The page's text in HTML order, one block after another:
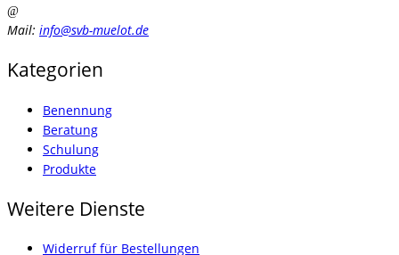
Mail: info@svb-muelot.de
Kategorien
Benennung
Beratung
Schulung
Produkte
Weitere Dienste
Widerruf für Bestellungen